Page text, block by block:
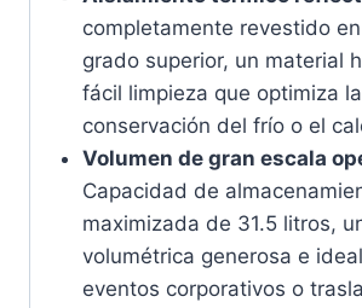
completamente revestido
grado superior, un material
fácil limpieza que optimiza la
conservación del frío o el
Volumen de gran escala
Capacidad de
maximizada de 31.5 litros,
volumétrica generosa e
eventos corporativos o